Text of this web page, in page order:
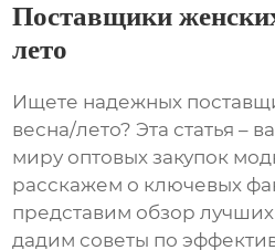
Поставщики
лето
Ищете надежных
весна/лето? Эта статья –
миру оптовых закупок
расскажем о ключевых
представим обзор
дадим советы по